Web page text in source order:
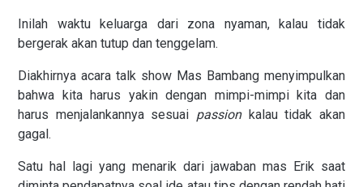
Inilah waktu keluarga dari zona nyaman, kalau tidak
bergerak akan tutup dan tenggelam.
Diakhirnya acara talk show Mas Bambang menyimpulkan
bahwa kita harus yakin dengan mimpi-mimpi kita dan
harus menjalankannya sesuai passion kalau tidak akan
gagal.
Satu hal lagi yang menarik dari jawaban mas Erik saat